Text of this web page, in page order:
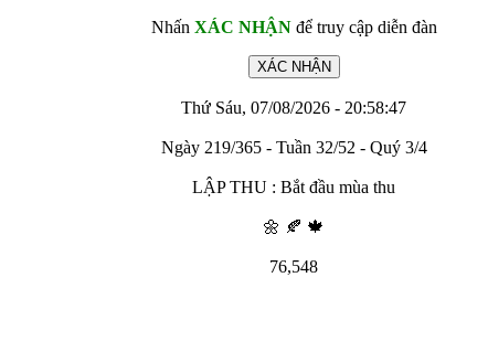
Nhấn XÁC NHẬNđể truy cập diễn đàn
Thứ Sáu, 07/08/2026 - 20:58:47
Ngày 219/365 - Tuần 32/52 - Quý 3/4
LẬP THU : Bắt đầu mùa thu
🌼 🍂 🍁
76,548